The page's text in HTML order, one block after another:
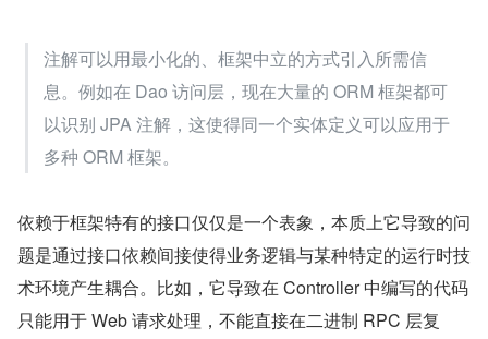
注解可以用最小化的、框架中立的方式引入所需信
息。例如在 Dao 访问层，现在大量的 ORM 框架都可
以识别 JPA 注解，这使得同一个实体定义可以应用于
多种 ORM 框架。
依赖于框架特有的接口仅仅是一个表象，本质上它导致的问
题是通过接口依赖间接使得业务逻辑与某种特定的运行时技
术环境产生耦合。比如，它导致在 Controller 中编写的代码
只能用于 Web 请求处理，不能直接在二进制 RPC 层复